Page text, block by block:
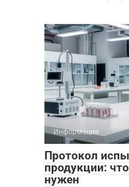
Информация
Протокол
продукции:
нужен